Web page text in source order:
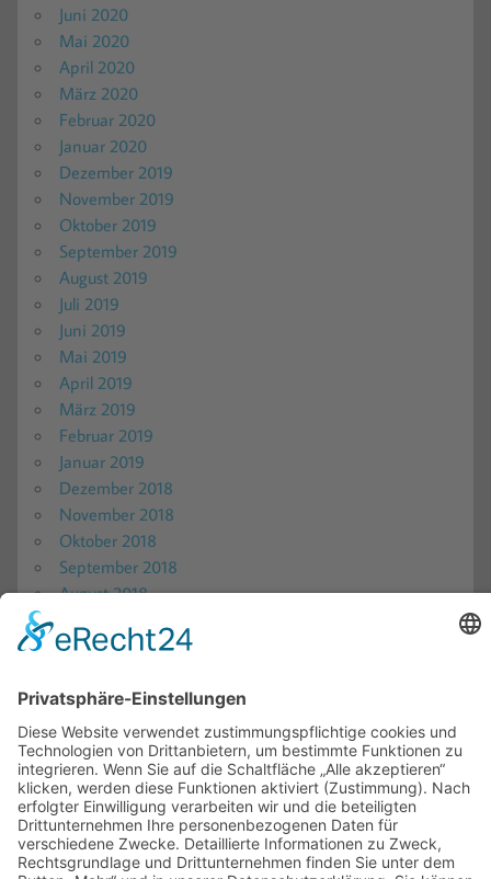
Juni 2020
Mai 2020
April 2020
März 2020
Februar 2020
Januar 2020
Dezember 2019
November 2019
Oktober 2019
September 2019
August 2019
Juli 2019
Juni 2019
Mai 2019
April 2019
März 2019
Februar 2019
Januar 2019
Dezember 2018
November 2018
Oktober 2018
September 2018
August 2018
Produkttests
Shoptests
Alkohol & Getränke
Food
Haus & Garten
Pflege & Kosmetik
Sonstiges